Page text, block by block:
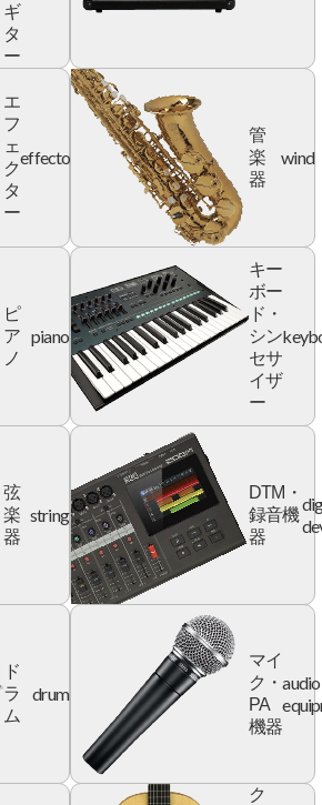
ギ
タ
ー
エ
フ
ェ
ク
タ
ー
effector
管
楽
器
wind
ピ
ア
ノ
piano
キー
ボー
ド・
シン
セサ
イザ
ー
弦
楽
器
string
DTM・
録音機
器
ド
ラ
ム
drum
マイ
ク・
PA
機器
audio
ク